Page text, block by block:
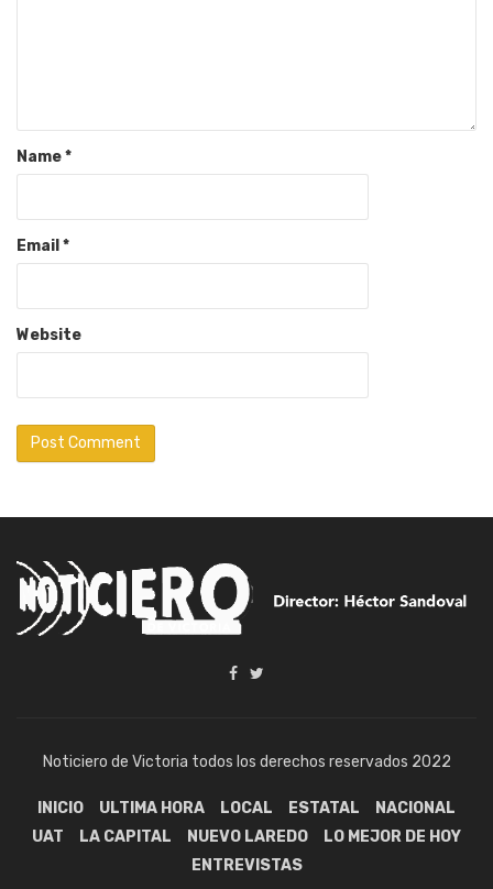
Name*
Email *
Website
Noticiero de Victoria todos los derechos reservados 2022
INICIO ULTIMA HORA LOCAL ESTATAL
NACIONAL
UAT
LA CAPITAL NUEVO LAREDO
LO MEJOR DE HOY
ENTREVISTAS